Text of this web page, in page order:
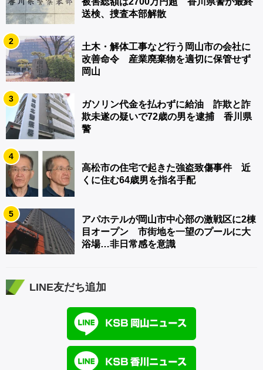
送検、捜査本部解散
2
土木・解体工事など行う岡山市の会社に
改善命令 産業廃棄物を適切に保管せず
岡山
3
ガソリン代金を払わずに給油 詐欺と詐
欺未遂の疑いで72歳の男を逮捕 香川県
警
4
高松市の住宅で起きた強盗致傷事件 近
くに住む64歳男を指名手配
5
アパホテルが岡山市中心部の激戦区に2棟
目オープン 市街地を一望のプールに大
浴場…非日常感を意識
LINE友だち追加